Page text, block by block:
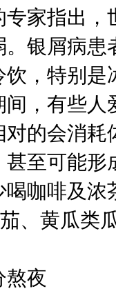
家指出
银屑病
，特别
，有些
的会消
至可能
咖啡及
、黄瓜类
熬夜